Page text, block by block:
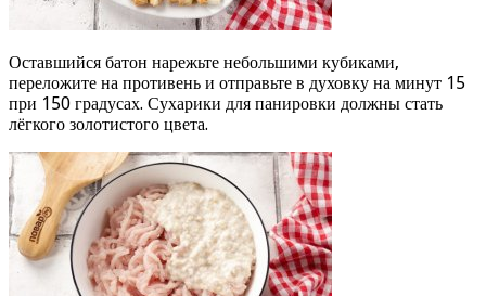
Оставшийся батон нарежьте небольшими кубиками,
переложите на противень и отправьте в духовку на минут 15
при 150 градусах. Сухарики для панировки должны стать
лёгкого золотистого цвета.